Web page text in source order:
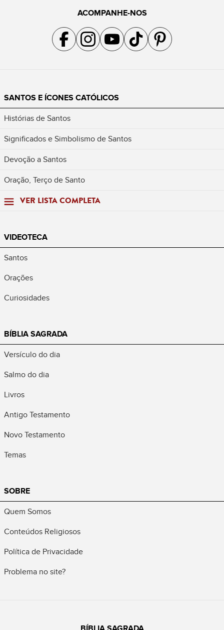
ACOMPANHE-NOS
Acompanhe a gente no Facebook
Acompanhe a gente no Instagram
Acompanhe a gente no YouTube
Acompanhe a gente no TikTok
Acompanhe a gente no
SANTOS E ÍCONES CATÓLICOS
Histórias de Santos
Significados e Simbolismo de Santos
Devoção a Santos
Oração, Terço de Santo
VER LISTA COMPLETA
VIDEOTECA
Santos
Orações
Curiosidades
BÍBLIA SAGRADA
Versículo do dia
Salmo do dia
Livros
Antigo Testamento
Novo Testamento
Temas
SOBRE
Quem Somos
Conteúdos Religiosos
Política de Privacidade
Problema no site?